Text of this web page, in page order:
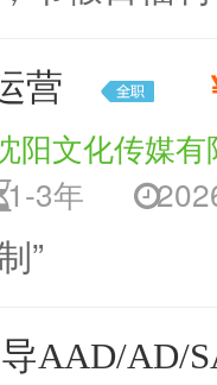
营
阳文化传媒有
1-3年
”
AAD/AD/